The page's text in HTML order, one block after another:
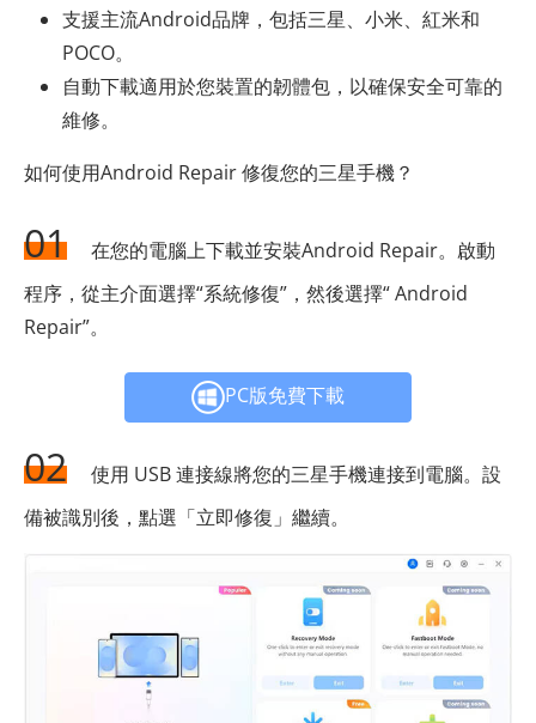
支援主流Android品牌，包括三星、小米、紅米和
POCO。
自動下載適用於您裝置的韌體包，以確保安全可靠的
維修。
如何使用Android Repair 修復您的三星手機？
01
在您的電腦上下載並安裝Android Repair。啟動
程序，從主介面選擇“系統修復”，然後選擇“ Android
Repair”。
PC版免費下載
02
使用 USB 連接線將您的三星手機連接到電腦。設
備被識別後，點選「立即修復」繼續。